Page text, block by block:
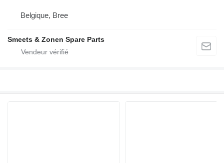
Belgique, Bree
Smeets & Zonen Spare Parts